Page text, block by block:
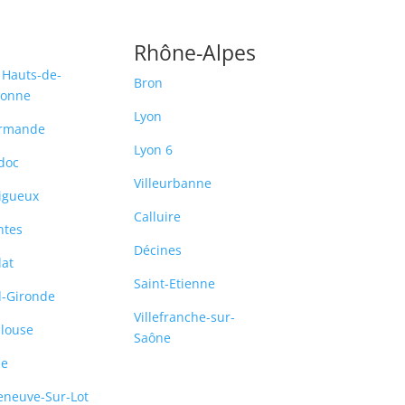
Hauts-de-
Gironde
Sur-Lot
Rhône-Alpes
Bron
Lyon
Lyon 6
Villeurbanne
Calluire
Décines
Saint-Etienne
Villefranche-sur-
Saône